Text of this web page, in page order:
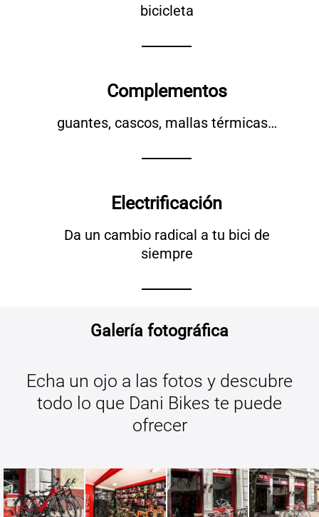
bicicleta
Complementos
guantes, cascos, mallas térmicas…
Electrificación
Da un cambio radical a tu bici de
siempre
Galería fotográfica
Echa un ojo a las fotos y descubre
todo lo que Dani Bikes te puede
ofrecer